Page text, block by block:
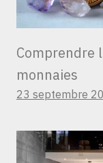
Comprendre
monnaies
23 septembre